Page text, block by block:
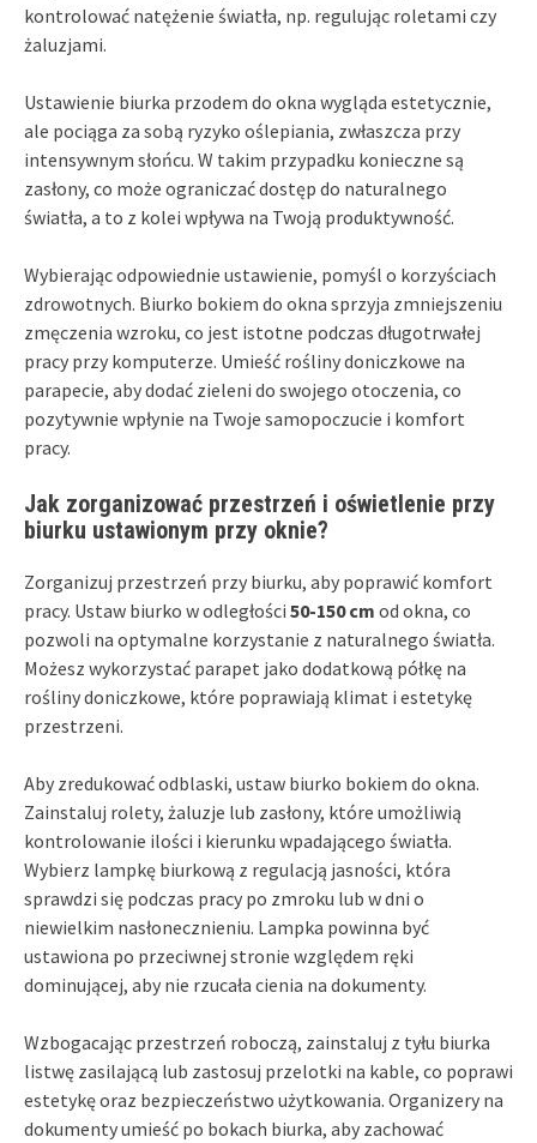
kontrolować natężenie światła, np. regulując roletami czy
żaluzjami.
Ustawienie biurka przodem do okna wygląda estetycznie,
ale pociąga za sobą ryzyko oślepiania, zwłaszcza przy
intensywnym słońcu. W takim przypadku konieczne są
zasłony, co może ograniczać dostęp do naturalnego
światła, a to z kolei wpływa na Twoją produktywność.
Wybierając odpowiednie ustawienie, pomyśl o korzyściach
zdrowotnych. Biurko bokiem do okna sprzyja zmniejszeniu
zmęczenia wzroku, co jest istotne podczas długotrwałej
pracy przy komputerze. Umieść rośliny doniczkowe na
parapecie, aby dodać zieleni do swojego otoczenia, co
pozytywnie wpłynie na Twoje samopoczucie i komfort
pracy.
Jak zorganizować przestrzeń i oświetlenie przy
biurku ustawionym przy oknie?
Zorganizuj przestrzeń przy biurku, aby poprawić komfort
pracy. Ustaw biurko w odległości 50-150 cm od okna, co
pozwoli na optymalne korzystanie z naturalnego światła.
Możesz wykorzystać parapet jako dodatkową półkę na
rośliny doniczkowe, które poprawiają klimat i estetykę
przestrzeni.
Aby zredukować odblaski, ustaw biurko bokiem do okna.
Zainstaluj rolety, żaluzje lub zasłony, które umożliwią
kontrolowanie ilości i kierunku wpadającego światła.
Wybierz lampkę biurkową z regulacją jasności, która
sprawdzi się podczas pracy po zmroku lub w dni o
niewielkim nasłonecznieniu. Lampka powinna być
ustawiona po przeciwnej stronie względem ręki
dominującej, aby nie rzucała cienia na dokumenty.
Wzbogacając przestrzeń roboczą, zainstaluj z tyłu biurka
listwę zasilającą lub zastosuj przelotki na kable, co poprawi
estetykę oraz bezpieczeństwo użytkowania. Organizery na
dokumenty umieść po bokach biurka, aby zachować